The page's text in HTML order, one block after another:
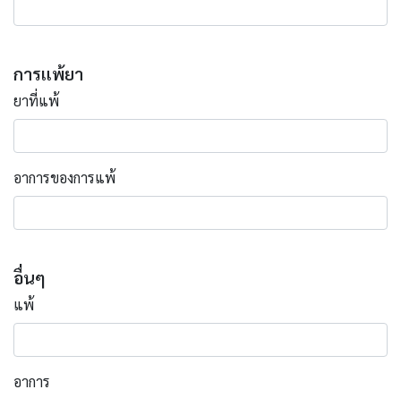
การแพ้ยา
ยาที่แพ้
อาการของการแพ้
อื่นๆ
แพ้
อาการ